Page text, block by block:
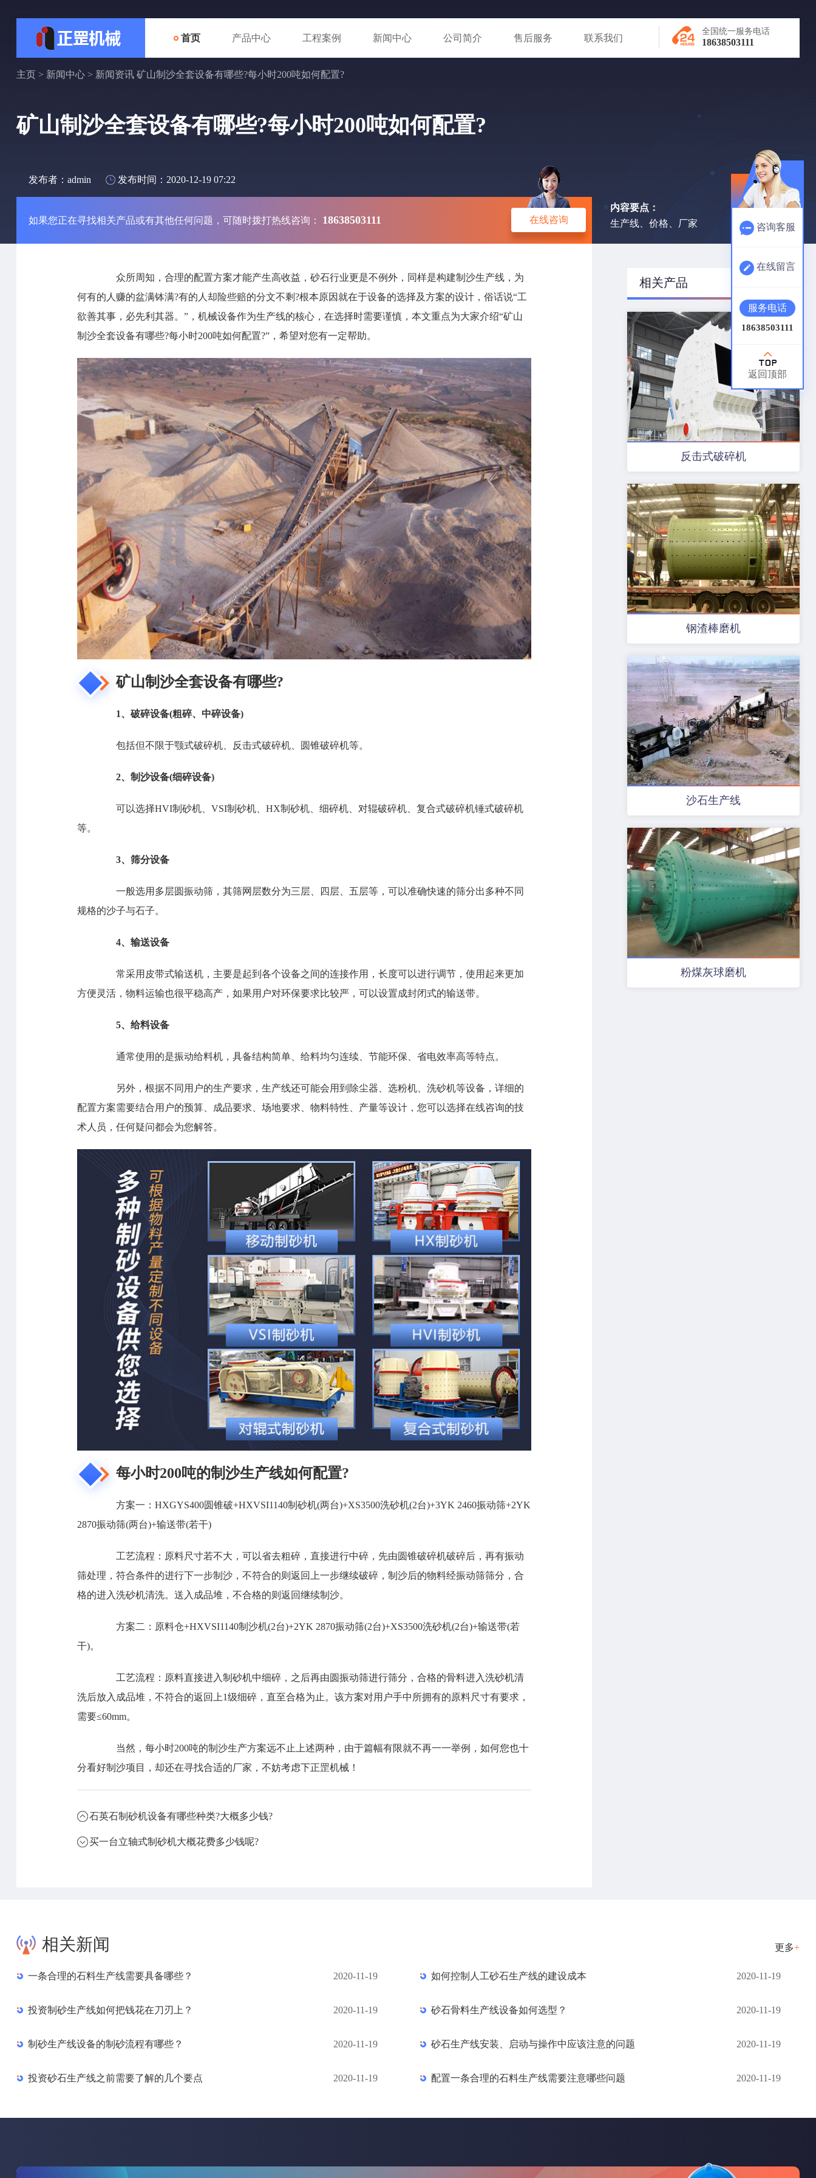
首页 产品中心 工程案例 新闻中心 公司简介 售后服务 联系我们
全国统一服务电话
18638503111
主页> 新闻中心> 新闻资讯矿山制沙全套设备有哪些?每小时200吨如何配置?
矿山制沙全套设备有哪些?每小时200吨如何配置?
发布者：admin 发布时间：2020-12-19 07:22
如果您正在寻找相关产品或有其他任何问题，可随时拨打热线咨询： 18638503111 在线咨询
内容要点：
生产线、价格、厂家
众所周知，合理的配置方案才能产生高收益，砂石行业更是不例外，同样是构建制沙生产线，为
何有的人赚的盆满钵满?有的人却险些赔的分文不剩?根本原因就在于设备的选择及方案的设计，俗话说“工
欲善其事，必先利其器。”，机械设备作为生产线的核心，在选择时需要谨慎，本文重点为大家介绍“矿山
制沙全套设备有哪些?每小时200吨如何配置?”，希望对您有一定帮助。
矿山制沙全套设备有哪些?
1、破碎设备(粗碎、中碎设备)
包括但不限于颚式破碎机、反击式破碎机、圆锥破碎机等。
2、制沙设备(细碎设备)
可以选择HVI制砂机、VSI制砂机、HX制砂机、细碎机、对辊破碎机、复合式破碎机锤式破碎机
等。
3、筛分设备
一般选用多层圆振动筛，其筛网层数分为三层、四层、五层等，可以准确快速的筛分出多种不同
规格的沙子与石子。
4、输送设备
常采用皮带式输送机，主要是起到各个设备之间的连接作用，长度可以进行调节，使用起来更加
方便灵活，物料运输也很平稳高产，如果用户对环保要求比较严，可以设置成封闭式的输送带。
5、给料设备
通常使用的是振动给料机，具备结构简单、给料均匀连续、节能环保、省电效率高等特点。
另外，根据不同用户的生产要求，生产线还可能会用到除尘器、选粉机、洗砂机等设备，详细的
配置方案需要结合用户的预算、成品要求、场地要求、物料特性、产量等设计，您可以选择在线咨询的技
术人员，任何疑问都会为您解答。
每小时200吨的制沙生产线如何配置?
方案一：HXGYS400圆锥破+HXVSI1140制砂机(两台)+XS3500洗砂机(2台)+3YK 2460振动筛+2YK
2870振动筛(两台)+输送带(若干)
工艺流程：原料尺寸若不大，可以省去粗碎，直接进行中碎，先由圆锥破碎机破碎后，再有振动
筛处理，符合条件的进行下一步制沙，不符合的则返回上一步继续破碎，制沙后的物料经振动筛筛分，合
格的进入洗砂机清洗。送入成品堆，不合格的则返回继续制沙。
方案二：原料仓+HXVSI1140制沙机(2台)+2YK 2870振动筛(2台)+XS3500洗砂机(2台)+输送带(若
干)。
工艺流程：原料直接进入制砂机中细碎，之后再由圆振动筛进行筛分，合格的骨料进入洗砂机清
洗后放入成品堆，不符合的返回上1级细碎，直至合格为止。该方案对用户手中所拥有的原料尺寸有要求，
需要≤60mm。
当然，每小时200吨的制沙生产方案远不止上述两种，由于篇幅有限就不再一一举例，如何您也十
分看好制沙项目，却还在寻找合适的厂家，不妨考虑下正罡机械！
石英石制砂机设备有哪些种类?大概多少钱?
买一台立轴式制砂机大概花费多少钱呢?
相关产品
反击式破碎机
钢渣棒磨机
沙石生产线
粉煤灰球磨机
相关新闻 更多+
一条合理的石料生产线需要具备哪些？ 2020-11-19 如何控制人工砂石生产线的建设成本 2020-11-19
投资制砂生产线如何把钱花在刀刃上？ 2020-11-19 砂石骨料生产线设备如何选型？ 2020-11-19
制砂生产线设备的制砂流程有哪些？ 2020-11-19 砂石生产线安装、启动与操作中应该注意的问题 2020-11-19
投资砂石生产线之前需要了解的几个要点 2020-11-19 配置一条合理的石料生产线需要注意哪些问题 2020-11-19
咨询客服
在线留言
服务电话
18638503111
返回顶部